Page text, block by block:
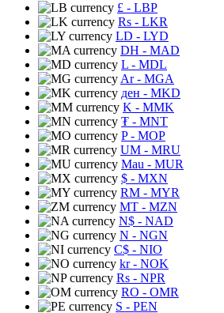
£ - LBP
Rs - LKR
LD - LYD
DH - MAD
L - MDL
Ar- MGA
ден - MKD
K - MMK
₮ - MNT
P- MOP
UM - MRU
Mau - MUR
$ - MXN
RM - MYR
MT - MZN
N$ - NAD
N - NGN
C$ - NIO
kr- NOK
Rs - NPR
RO - OMR
S - PEN